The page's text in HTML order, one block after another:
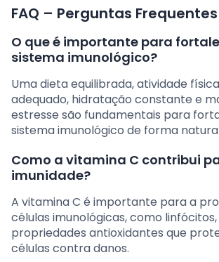
FAQ – Perguntas Frequentes
O que é importante para
sistema imunológico?
Uma dieta equilibrada, atividade
adequado, hidratação constante e
estresse são fundamentais para
sistema imunológico de forma
Como a vitamina C contribui
imunidade?
A vitamina C é importante para a
células imunológicas, como linfócitos,
propriedades antioxidantes que
células contra danos.